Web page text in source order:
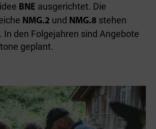
BNE ausgerichtet. Die
NMG.2 und NMG.8 stehen
In den Folgejahren sind Angebote
geplant.